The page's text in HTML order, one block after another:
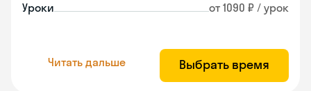
Уроки от 1090 ₽ / урок
Читать дальше Выбрать время